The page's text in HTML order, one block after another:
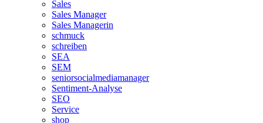
Sales
Sales Manager
Sales Managerin
schmuck
schreiben
SEA
SEM
seniorsocialmediamanager
Sentiment-Analyse
SEO
Service
shop